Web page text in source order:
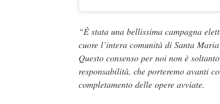
“È stata una bellissima campagna
cuore l’intera comunità di Santa
Questo consenso per noi non è
responsabilità, che porteremo avanti
completamento delle opere avviate.